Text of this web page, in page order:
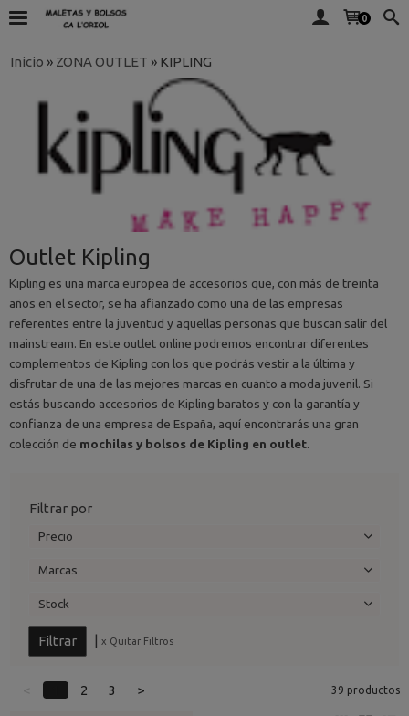
0
Inicio » ZONA OUTLET » KIPLING
Outlet Kipling
Kipling es una marca europea de accesorios que, con más de treinta
años en el sector, se ha afianzado como una de las empresas
referentes entre la juventud y aquellas personas que buscan salir del
mainstream. En este outlet online podremos encontrar diferentes
complementos de Kipling con los que podrás vestir a la última y
disfrutar de una de las mejores marcas en cuanto a moda juvenil. Si
estás buscando accesorios de Kipling baratos y con la garantía y
confianza de una empresa de España, aquí encontrarás una gran
colección de mochilas y bolsos de Kipling en outlet.
Filtrar por
Precio
Marcas
Stock
| x Quitar Filtros
2 3 > 39 productos